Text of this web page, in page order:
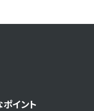
イント